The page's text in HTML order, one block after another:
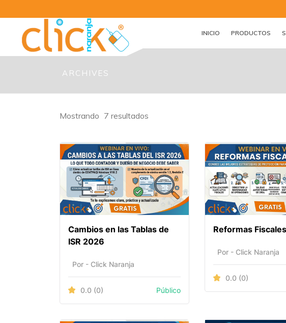
INICIO PRODUCTOS
ARCHIVES
Mostrando 7 resultados
Cambios en las Tablas de
ISR 2026
Por - Click Naranja
0.0 (0) Público
Reformas Fiscales ㅤ
Por - Click Naranja
0.0 (0)